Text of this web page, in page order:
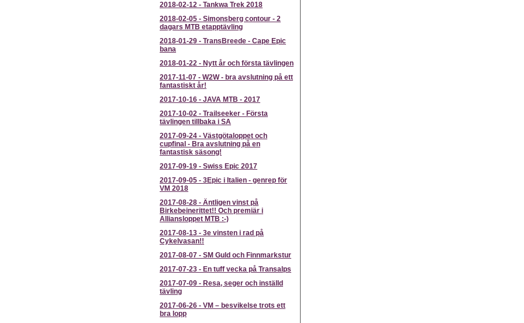
2018-02-12 - Tankwa Trek 2018
2018-02-05 - Simonsberg contour - 2
dagars MTB etapptävling
2018-01-29 - TransBreede - Cape Epic
bana
2018-01-22 - Nytt år och första tävlingen
2017-11-07 - W2W - bra avslutning på ett
fantastiskt år!
2017-10-16 - JAVA MTB - 2017
2017-10-02 - Trailseeker - Första
tävlingen tillbaka i SA
2017-09-24 - Västgötaloppet och
cupfinal - Bra avslutning på en
fantastisk säsong!
2017-09-19 - Swiss Epic 2017
2017-09-05 - 3Epic i Italien - genrep för
VM 2018
2017-08-28 - Äntligen vinst på
Birkebeinerittet!! Och premiär i
Alliansloppet MTB :-)
2017-08-13 - 3e vinsten i rad på
Cykelvasan!!
2017-08-07 - SM Guld och Finnmarkstur
2017-07-23 - En tuff vecka på Transalps
2017-07-09 - Resa, seger och inställd
tävling
2017-06-26 - VM – besvikelse trots ett
bra lopp